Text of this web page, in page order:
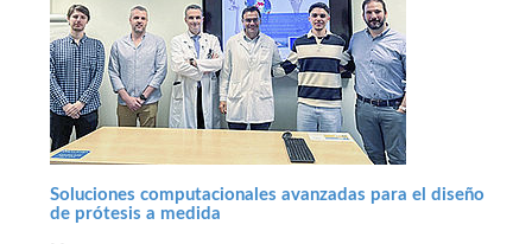
Soluciones computacionales avanzadas para el diseño
de prótesis a medida